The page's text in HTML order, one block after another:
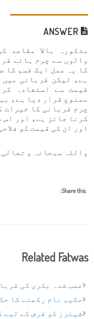
مذکورہ بالا مقاصد
والوں سے چرم ہائے
کا یہ عمل ایک قسم کا
ہے، لیکن قربانی
قیمت سے استفادہ
ممنوع قرار دیا ہے،
چرم قربانی کا خیرات
کرنا جائز ہے، اور اس
اور ان کی قیمت کو
واللہ سبحانہ و
Share this:
Related Fatwas
غصب شدہ بکری کی
حکیم نام رکھنے کا
شیئرز کو قرض کے لیے